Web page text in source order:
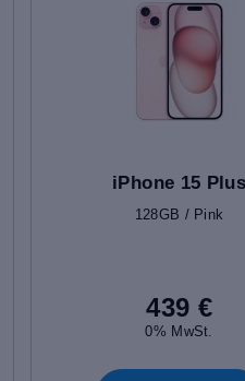
iPhone 15 Plus
128GB / Pink
439 €
0% MwSt.